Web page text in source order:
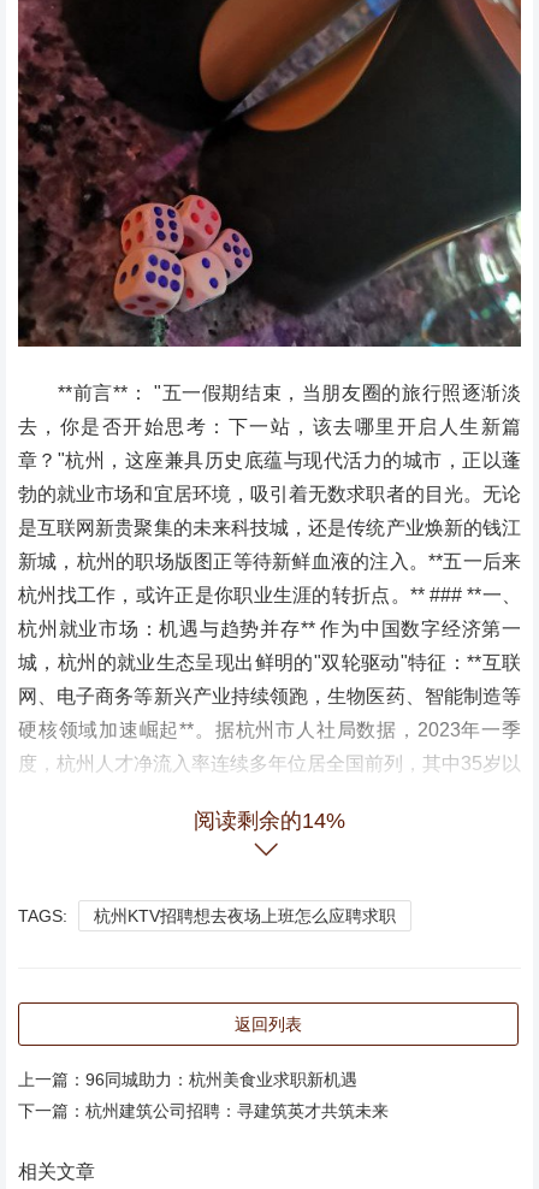
**前言**： "五一假期结束，当朋友圈的旅行照逐渐淡
去，你是否开始思考：下一站，该去哪里开启人生新篇
章？"杭州，这座兼具历史底蕴与现代活力的城市，正以蓬
勃的就业市场和宜居环境，吸引着无数求职者的目光。无论
是互联网新贵聚集的未来科技城，还是传统产业焕新的钱江
新城，杭州的职场版图正等待新鲜血液的注入。**五一后来
杭州找工作，或许正是你职业生涯的转折点。** ### **一、
杭州就业市场：机遇与趋势并存** 作为中国数字经济第一
城，杭州的就业生态呈现出鲜明的"双轮驱动"特征：**互联
网、电子商务等新兴产业持续领跑，生物医药、智能制造等
硬核领域加速崛起**。据杭州市人社局数据，2023年一季
度，杭州人才净流入率连续多年位居全国前列，其中35岁以
上海转战杭州，加入某头部电商企业。"这里不仅薪资与一
度更高。"他坦言，杭州对年轻人才的包容性，让他找到了
职业发展的"舒适区"。 ### **二、热门行业与岗位：精准匹
下，算法工程师、产品经理、数据分析师等岗位需求旺盛，
**平均薪资较传统行业高出30%-50%**。 2. **生命健康产业
**：随着之江实验室、良渚实验室等科研平台落地，生物信
息学、医疗器械研发等岗位成为新宠，**硕士及以上学历人
等高校资源，UI设计、短视频运营、品牌策划等岗位持续扩
阅读剩余的14%
TAGS: 杭州KTV招聘想去夜场上班怎么应聘求职
返回列表
上一篇： 96同城助力：杭州美食业求职新机遇
下一篇： 杭州建筑公司招聘：寻建筑英才共筑未来
相关文章